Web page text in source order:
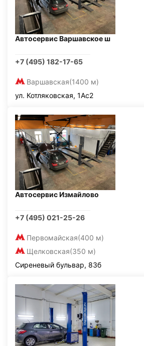
Автосервис Варшавское ш
+7 (495) 182-17-65
Варшавская(1400 м)
ул. Котляковская, 1Ас2
Автосервис Измайлово
+7 (495) 021-25-26
Первомайская(400 м)
Щелковская(350 м)
Сиреневый бульвар, 83б